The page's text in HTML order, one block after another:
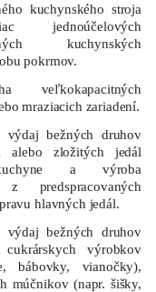
kuchynského stroja
jednoúčelových
kuchynských
pokrmov.
veľkokapacitných
mraziacich zariadení.
bežných druhov
alebo zložitých jedál
a výroba
z predspracovaných
hlavných jedál.
bežných druhov
výrobkov
bábovky, vianočky),
múčnikov (napr. šišky,